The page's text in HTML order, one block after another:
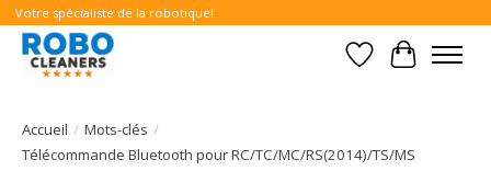
Votre spécialiste de la robotique!
Liste dePanier
Accueil / Mots-clés /
Télécommande Bluetooth pour RC/TC/MC/RS(2014)/TS/MS